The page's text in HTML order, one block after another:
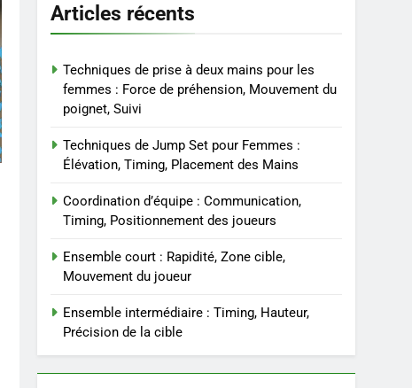
Articles récents
Techniques de prise à deux mains pour les
femmes : Force de préhension, Mouvement du
poignet, Suivi
Techniques de Jump Set pour Femmes :
Élévation, Timing, Placement des Mains
Coordination d’équipe : Communication,
Timing, Positionnement des joueurs
Ensemble court : Rapidité, Zone cible,
Mouvement du joueur
Ensemble intermédiaire : Timing, Hauteur,
Précision de la cible